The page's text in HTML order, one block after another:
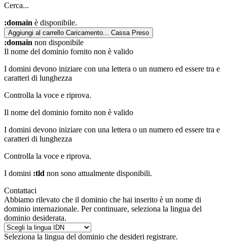
Cerca...
:domain è disponibile.
Aggiungi al carrello Caricamento... Cassa Preso
:domain non disponibile
Il nome del dominio fornito non è valido
I domini devono iniziare con una lettera o un numero ed essere tra e
caratteri di lunghezza
Controlla la voce e riprova.
Il nome del dominio fornito non è valido
I domini devono iniziare con una lettera o un numero ed essere tra e
caratteri di lunghezza
Controlla la voce e riprova.
I domini :tld non sono attualmente disponibili.
Contattaci
Abbiamo rilevato che il dominio che hai inserito è un nome di
dominio internazionale. Per continuare, seleziona la lingua del
dominio desiderata.
Seleziona la lingua del dominio che desideri registrare.